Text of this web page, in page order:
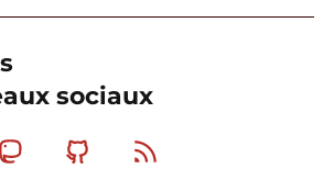
sociaux
MastodonGithub